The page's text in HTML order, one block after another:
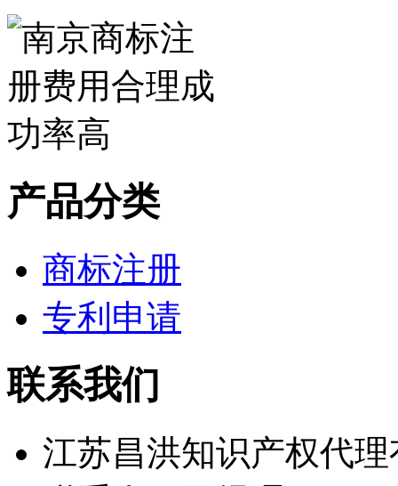
产品分类
商标注册
专利申请
联系我们
江苏昌洪知识产权代